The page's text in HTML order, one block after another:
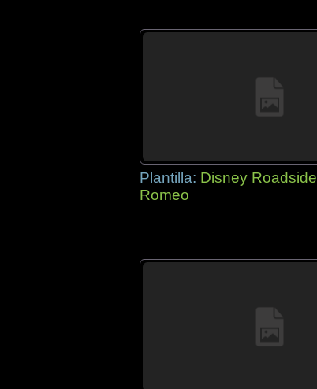
Plantilla: Disney Roadside
Romeo